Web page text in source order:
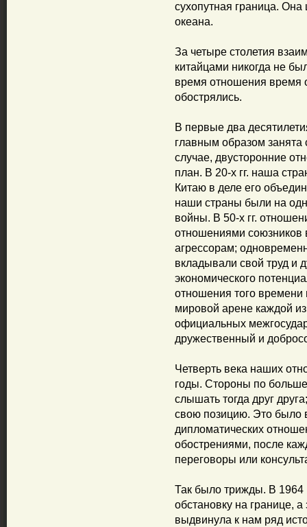
сухопутная граница.
океана.
За четыре столетия
китайцами никогда не
время отношения время
обострялись.
В первые два
главным образом
случае, двусторонние
план. В 20-х гг. наша
Китаю в деле его
наши страны были на
войны. В 50-х гг.
отношениями союзников
агрессорам;
вкладывали свой труд и
экономического
отношения того времени
мировой арене каждой
официальных
дружественный и
Четверть века наших
годы. Стороны по
слышать тогда друг
свою позицию. Это было
дипломатических
обострениями, после
переговоры или
Так было трижды. В 1964
обстановку на границе,
выдвинула к нам ряд